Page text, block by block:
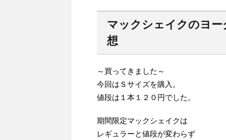
マックシェイクのヨ
想
～買ってきました～
今回はＳサイズを購入。
値段は１本１２０円でした。
期間限定マックシェイクは
レギュラーと値段が変わらず